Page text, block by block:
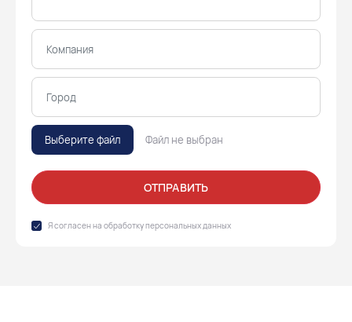
Выберите файл Файл не выбран
ОТПРАВИТЬ
Я согласен на обработкуперсональных данных